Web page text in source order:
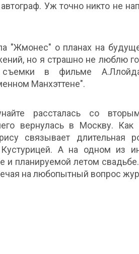
Уж точно никто не
"Жмонес" о планах на
но я страшно не люблю
съемки в фильме
Манхэттене".
рассталась со
вернулась в Москву. Как
связывает длительная
А на одном из
и планируемой летом
на любопытный вопрос